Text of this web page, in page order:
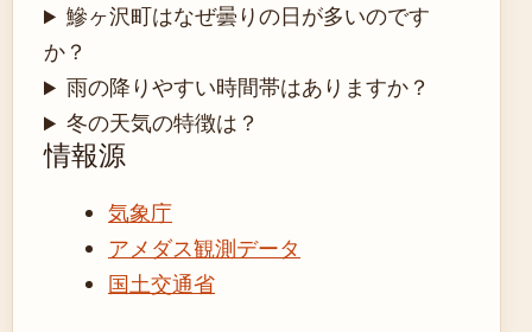
鰺ヶ沢町はなぜ曇りの日が多いのです
か？
雨の降りやすい時間帯はありますか？
冬の天気の特徴は？
情報源
気象庁
アメダス観測データ
国土交通省